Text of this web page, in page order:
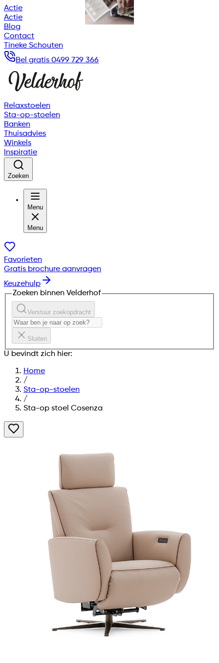
Actie
Actie
Blog
Contact
Tineke Schouten
Bel gratis 0499 729 366
Relaxstoelen
Sta-op-stoelen
Banken
Thuisadvies
Winkels
Inspiratie
Zoeken
Menu
Menu
Favorieten
Gratis brochure aanvragen
Keuzehulp
Zoeken binnen Velderhof
Verstuur zoekopdracht
Sluiten
U bevindt zich hier:
Home
/
Sta-op-stoelen
/
Sta-op stoel Cosenza